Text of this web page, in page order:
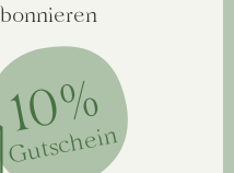
10%
Gutschein